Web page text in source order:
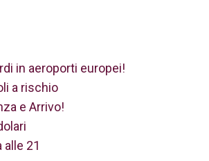
in aeroporti europei!
a rischio
e Arrivo!
21